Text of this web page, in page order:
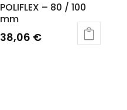
POLIFLEX – 80 / 100
mm
38,06 €